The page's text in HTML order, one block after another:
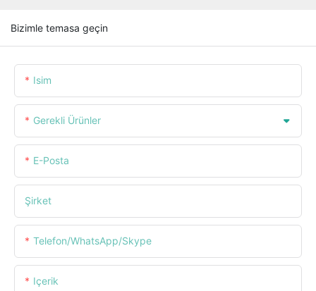
Bizimle temasa geçin
Isim
Gerekli Ürünler
E-Posta
Şirket
Telefon/WhatsApp/Skype
Içerik